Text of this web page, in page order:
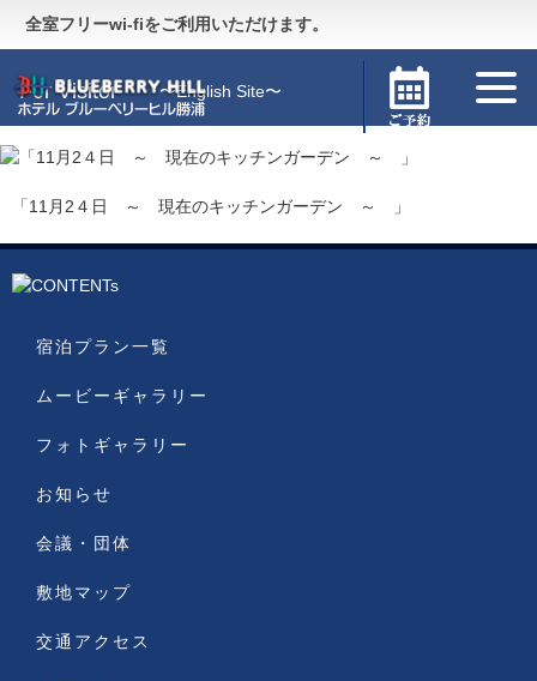
全室フリーwi-fiをご利用いただけます。
Guide 〜施設のご案内〜
For Visitor 〜English Site〜
「11月2４日 ～ 現在のキッチンガーデン ～ 」
宿泊プラン一覧
ムービーギャラリー
フォトギャラリー
お知らせ
会議・団体
敷地マップ
交通アクセス